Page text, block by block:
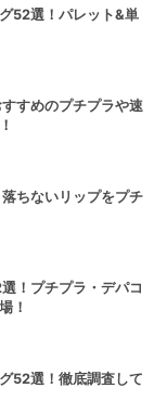
52選！パレット&単
すめのプチプラや速
ちないリップをプチ
！プチプラ・デパコ
！
52選！徹底調査して